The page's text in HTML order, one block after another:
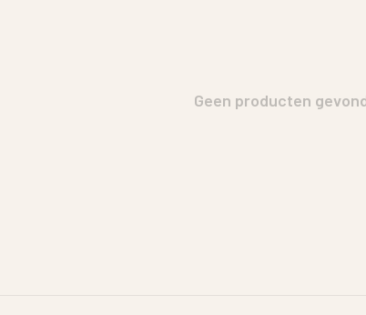
Geen producten